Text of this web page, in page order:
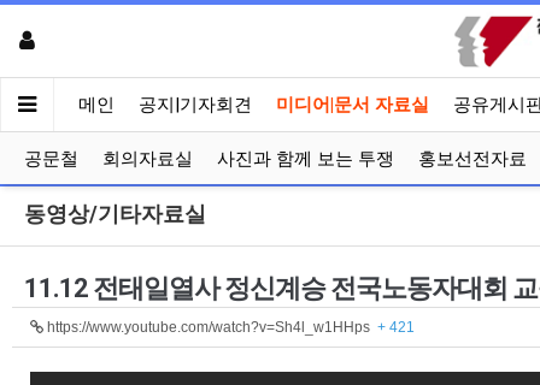
메인 공지|기자회견 미디어|문서 자료실 공유게시
공문철 회의자료실 사진과 함께 보는 투쟁 홍보선전자료
동영상/기타자료실
11.12 전태일열사 정신계승 전국노동자대회
https://www.youtube.com/watch?v=Sh4l_w1HHps + 421